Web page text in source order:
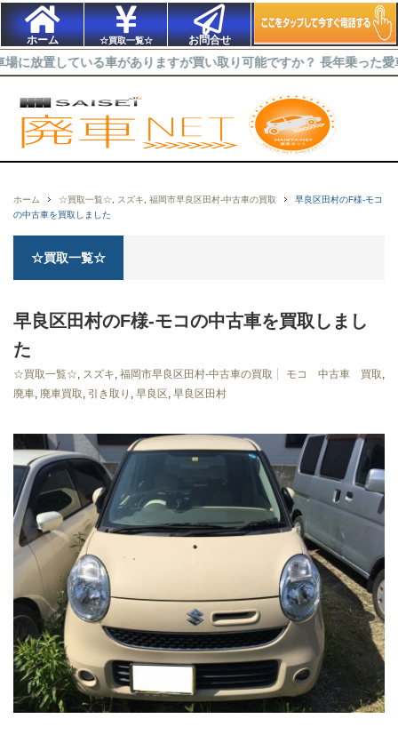
ホーム ☆買取一覧☆ お問合せ
いる車がありますが買い取り可能ですか？ 長年乗った愛車を出来
ホーム ☆買取一覧☆ スズキ 福岡市早良区田村-中古車の買取
早良区田村のF様-モコ
の中古車を買取しました
☆買取一覧☆
早良区田村のF様-モコの中古車を買取しまし
た
☆買取一覧☆, スズキ, 福岡市早良区田村-中古車の買取 モコ 中古車 買取,
廃車, 廃車買取, 引き取り , 早良区, 早良区田村